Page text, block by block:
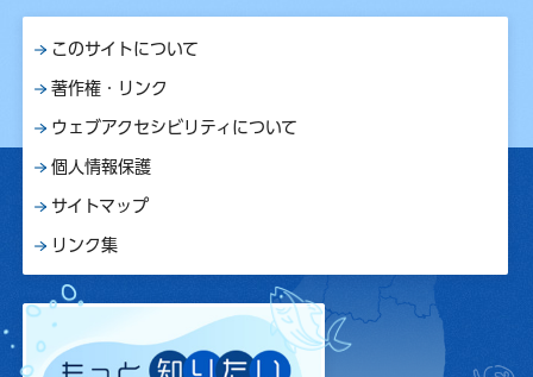
このサイトについて
著作権・リンク
ウェブアクセシビリティについて
個人情報保護
サイトマップ
リンク集